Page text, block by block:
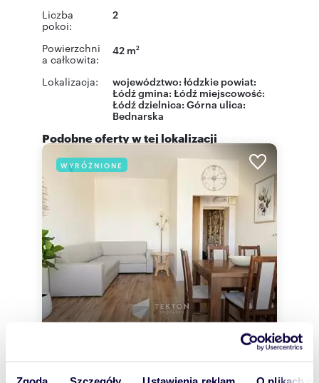
Liczba
pokoi:
2
Powierzchni
a całkowita:
42 m2
Lokalizacja: województwo: łódzkie powiat:
Łódźgmina: Łódź miejscowość:
Łódździelnica: Górnaulica:
Bednarska
Podobne oferty w tej lokalizacji
WYRÓŻNIONE
50,26m2 2 6 745zł/m2